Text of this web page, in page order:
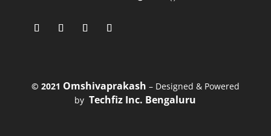
©️ 2021 Omshivaprakash – Designed & Powered
byTechfiz Inc. Bengaluru